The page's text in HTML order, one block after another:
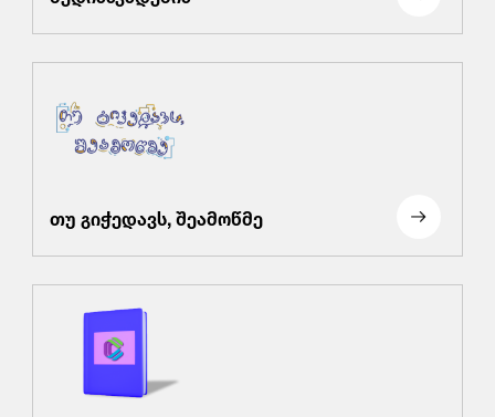
თუ გიჭედავს, შეამოწმე